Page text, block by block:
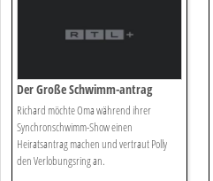
Der Große Schwimm-antrag
Richard möchte Oma während ihrer
Synchronschwimm-Show einen
Heiratsantrag machen und vertraut Polly
den Verlobungsring an.